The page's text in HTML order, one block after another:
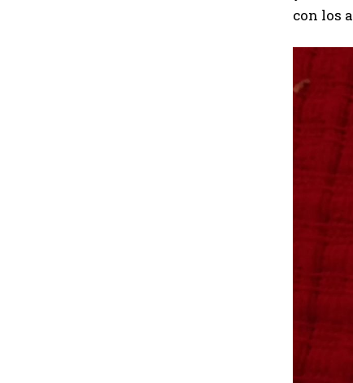
con los